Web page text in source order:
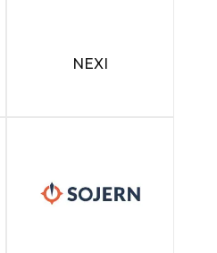
NEXI